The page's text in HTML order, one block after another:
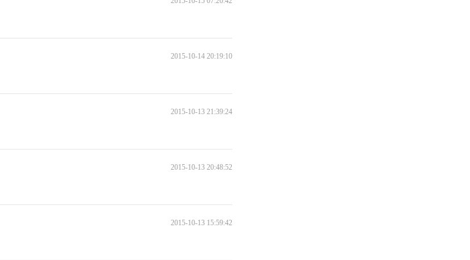
2015-10-14 20:19:10
2015-10-13 21:39:24
2015-10-13 20:48:52
2015-10-13 15:59:42